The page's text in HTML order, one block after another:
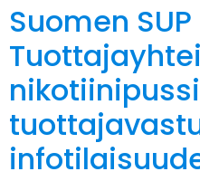
Suomen SUP